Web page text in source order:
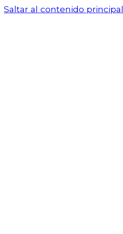
Saltar al contenido principal